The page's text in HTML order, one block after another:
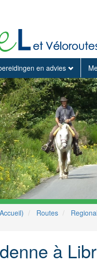
en advies
Routes
à